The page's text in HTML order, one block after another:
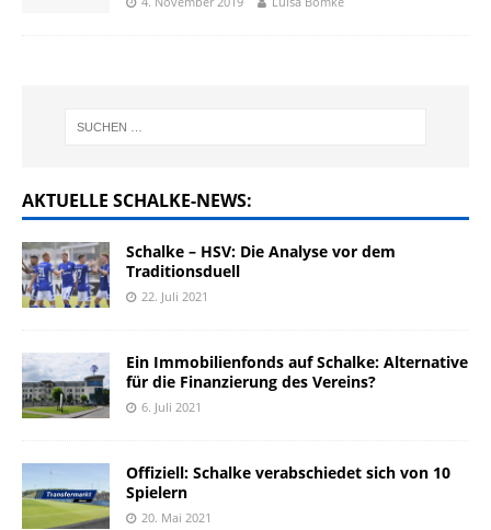
AKTUELLE SCHALKE-NEWS:
Schalke – HSV: Die Analyse vor dem
Traditionsduell
22. Juli 2021
Ein Immobilienfonds auf Schalke: Alternative
für die Finanzierung des Vereins?
6. Juli 2021
Offiziell: Schalke verabschiedet sich von 10
Spielern
20. Mai 2021